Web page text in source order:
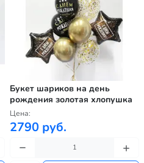
Букет шариков на день
рождения золотая хлопушка
Цена:
2790 руб.